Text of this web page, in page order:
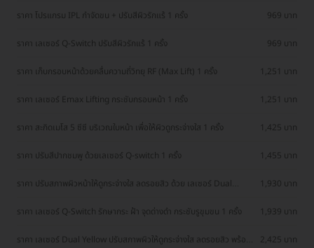
ราคา โปรแกรม IPL กำจัดขน + ปรับสีผิวรักแร้ 1 ครั้ง 969 บาท
ราคา เลเซอร์ Q-Switch ปรับสีผิวรักแร้ 1 ครั้ง 969 บาท
ราคา เก็บกรอบหน้าด้วยคลื่นความถี่วิทยุ RF (Max Lift) 1 ครั้ง 1,251 บาท
ราคา เลเซอร์ Emax Lifting กระชับกรอบหน้า 1 ครั้ง 1,251 บาท
ราคา สะกิดเมโส 5 ซีซี บริเวณใบหน้า เพื่อให้ผิวดูกระจ่างใส 1 ครั้ง 1,425 บาท
ราคา ปรับสีปากชมพู ด้วยเลเซอร์ Q-switch 1 ครั้ง 1,455 บาท
ราคา ปรับสภาพผิวหน้าให้ดูกระจ่างใส ลดรอยสิว ด้วย เลเซอร์ Dual
1,930 บาท
ราคา เลเซอร์ Q-Switch รักษากระ ฝ้า จุดด่างดำ กระชับรูขุมขน 1 ครั้ง 1,939 บาท
ราคา เลเซอร์ Dual Yellow ปรับสภาพผิวให้ดูกระจ่างใส ลดรอยสิว พร้อม
2,425 บาท